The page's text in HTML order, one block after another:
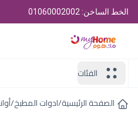
الخط الساخن: 01060002002
الفئات
الصفحة الرئيسية/ادوات المطبخ/